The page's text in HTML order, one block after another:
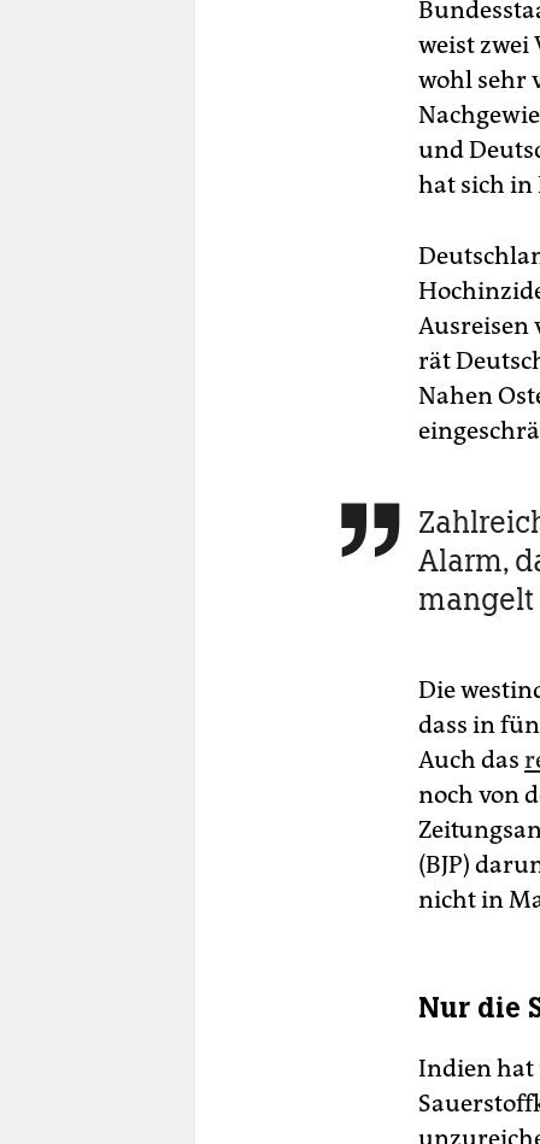
weist zwei
wohl sehr
und
hat sich
Ausreisen
rät
Nahen

Alarm,
mangelt
Die
dass in
Auch das
noch von
(BJP)
nicht in
Nur die
Indien hat